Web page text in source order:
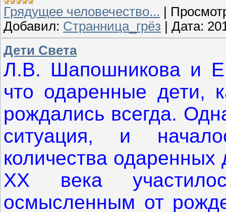
Грядущее человечество...
Добавил: Странница_грёз Дата:
Дети Света
Л.В. Шапошникова и
что одаренные дети,
рождались всегда.
ситуация, и
количества
ХХ века
осмысленным от